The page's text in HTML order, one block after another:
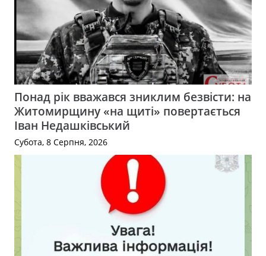
Понад рік вважався зниклим безвісти: на
Житомирщину «на щиті» повертається
Іван Недашківський
Субота, 8 Серпня, 2026